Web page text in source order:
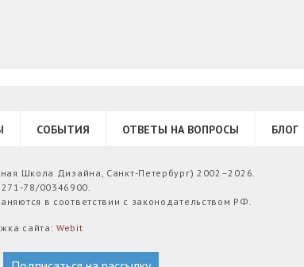
СОБЫТИЯ ОТВЕТЫ НА ВОПРОСЫ БЛОГ
Школа Дизайна, Санкт-Петербург) 2002–2026.
78/00346900.
в соответствии с законодательством РФ.
сайта:Webit